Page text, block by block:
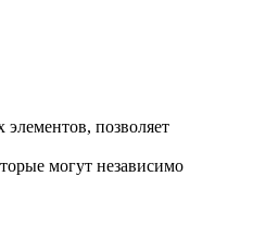
позволяет
могут независимо